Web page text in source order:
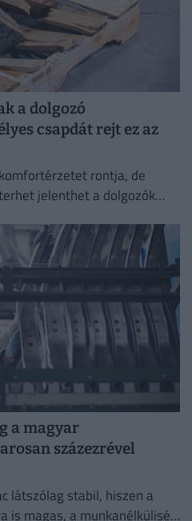
a dolgozó
csapdát rejt ez az
rontja, de
jelenthet a dolgozók
a magyar
százezrével
látszólag stabil, hiszen a
magas, a munkanélküliség